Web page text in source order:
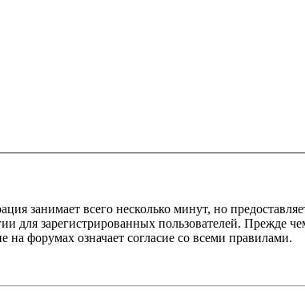
занимает всего несколько минут, но
зарегистрированных пользователей. Прежде
форумах означает согласие со всеми правилами.